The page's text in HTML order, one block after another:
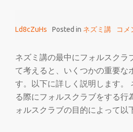
Ld8cZuHs Posted in ネズミ講 コメ
ネズミ講の最中にフォルスクラ
て考えると、いくつかの重要な
す。以下に詳しく説明します。
る際にフォルスクラブをする行
ォルスクラブの目的によって以